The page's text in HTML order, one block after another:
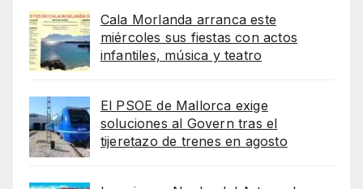
Cala Morlanda arranca este
miércoles sus fiestas con actos
infantiles, música y teatro
El PSOE de Mallorca exige
soluciones al Govern tras el
tijeretazo de trenes en agosto